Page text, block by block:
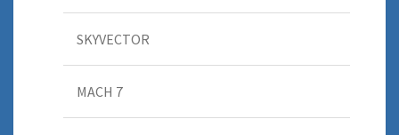
SKYVECTOR
MACH 7